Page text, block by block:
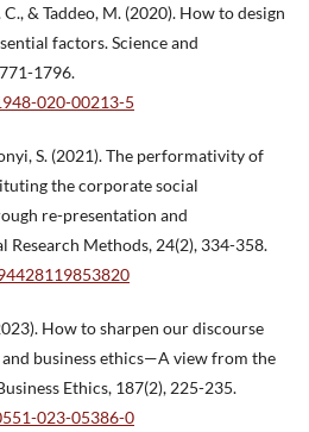
& Taddeo, M. (2020). How to design
factors. Science and
1796.
020-00213-5
S. (2021). The performativity of
the corporate social
re-presentation and
Methods, 24(2), 334-358.
How to sharpen our discourse
business ethics—A view from the
Ethics, 187(2), 225-235.
023-05386-0